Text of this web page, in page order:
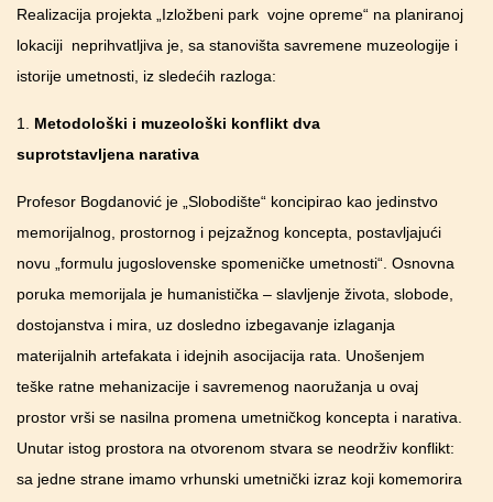
Realizacija projekta „Izložbeni park vojne opreme“ na planiranoj
lokaciji neprihvatljiva je, sa stanovišta savremene muzeologije i
istorije umetnosti, iz sledećih razloga:
1. Metodološki i muzeološki konflikt dva
suprotstavljena narativa
Profesor Bogdanović je „Slobodište“ koncipirao kao jedinstvo
memorijalnog, prostornog i pejzažnog koncepta, postavljajući
novu „formulu jugoslovenske spomeničke umetnosti“. Osnovna
poruka memorijala je humanistička – slavljenje života, slobode,
dostojanstva i mira, uz dosledno izbegavanje izlaganja
materijalnih artefakata i idejnih asocijacija rata. Unošenjem
teške ratne mehanizacije i savremenog naoružanja u ovaj
prostor vrši se nasilna promena umetničkog koncepta i narativa.
Unutar istog prostora na otvorenom stvara se neodrživ konflikt:
sa jedne strane imamo vrhunski umetnički izraz koji komemorira